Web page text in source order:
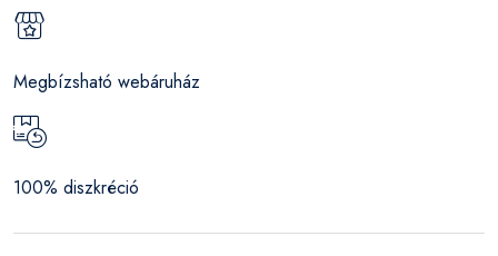
Megbízsható webáruház
100% diszkréció